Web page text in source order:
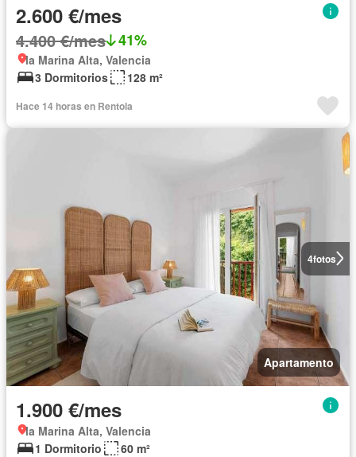
2.600 €/mes
4.400 €/mes 41%
la Marina Alta, Valencia
3 Dormitorios
128 m²
Hace 14 horas en Rentola
4fotos
Apartamento
1.900 €/mes
la Marina Alta, Valencia
1 Dormitorio
60 m²